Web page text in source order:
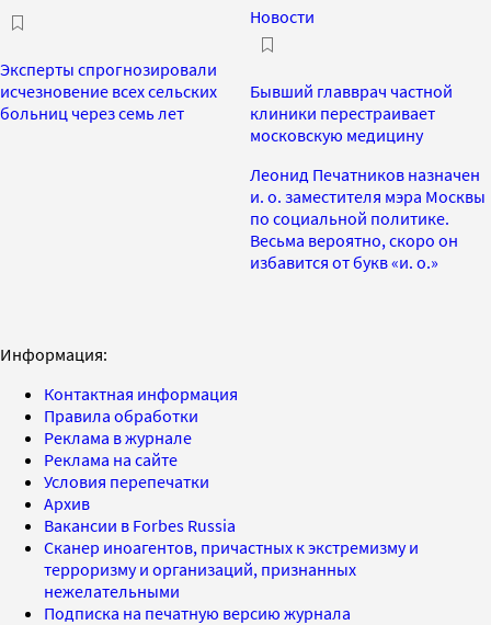
Эксперты спрогнозировали
исчезновение всех сельских
больниц через семь лет
Новости
Бывший главврач частной
клиники перестраивает
московскую медицину
Леонид Печатников назначен
и. о. заместителя мэра Москвы
по социальной политике.
Весьма вероятно, скоро он
избавится от букв «и. о.»
Информация:
Контактная информация
Правила обработки
Реклама в журнале
Реклама на сайте
Условия перепечатки
Архив
Вакансии в Forbes Russia
Сканер иноагентов, причастных к экстремизму и
терроризму и организаций, признанных
нежелательными
Подписка на печатную версию журнала